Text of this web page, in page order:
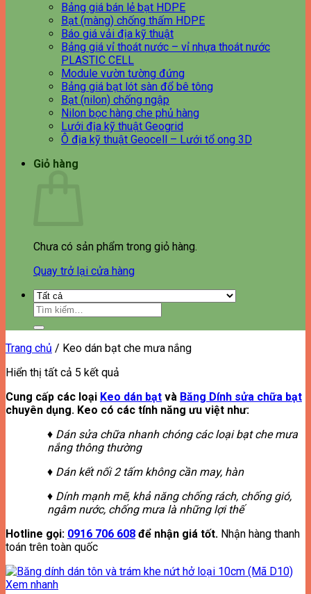
Bảng giá bán lẻ bạt HDPE
Bạt (màng) chống thấm HDPE
Báo giá vải địa kỹ thuật
Bảng giá vỉ thoát nước – vỉ nhựa thoát nước
PLASTIC CELL
Module vườn tường đứng
Bảng giá bạt lót sàn đổ bê tông
Bạt (nilon) chống ngập
Nilon bọc hàng che phủ hàng
Lưới địa kỹ thuật Geogrid
Ô địa kỹ thuật Geocell – Lưới tổ ong 3D
Giỏ hàng
Chưa có sản phẩm trong giỏ hàng.
Quay trở lại cửa hàng
Tìm
kiếm:
Trang chủ / Keo dán bạt che mưa nắng
Hiển thị tất cả 5 kết quả
xếp
theo
thấp
đến
cao
Cung cấp các loại Keo dán bạt và Băng Dính sửa chữa bạt
chuyên dụng. Keo có các tính năng ưu việt như:
♦ Dán sửa chữa nhanh chóng các loại bạt che mưa
nắng thông thường
♦ Dán kết nối 2 tấm không cần may, hàn
♦ Dính mạnh mẽ, khả năng chống rách, chống gió,
ngâm nước, chống mưa là những lợi thế
Hotline gọi: 0916 706 608 để nhận giá tốt. Nhận hàng thanh
toán trên toàn quốc
Xem nhanh